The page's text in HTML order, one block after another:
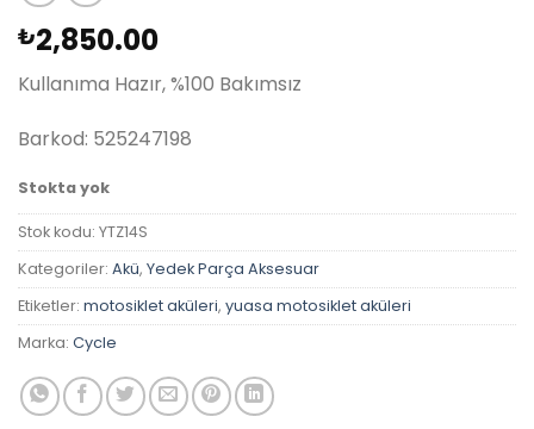
₺2,850.00
Kullanıma Hazır, %100 Bakımsız
Barkod: 525247198
Stokta yok
Stok kodu: YTZ14S
Kategoriler: Akü, Yedek Parça Aksesuar
Etiketler: motosiklet aküleri, yuasa motosiklet aküleri
Marka: Cycle